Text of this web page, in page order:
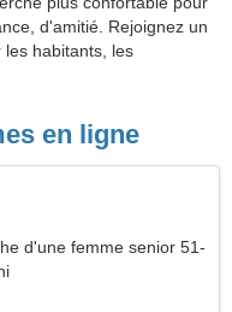
d'amitié. Rejoignez un
habitants, les
en ligne
d'une femme senior 51-